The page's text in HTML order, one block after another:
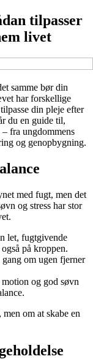
tilpasser
livet
samme bør din
har forskellige
din pleje efter
du en guide til,
fra ungdommens
og genopbygning.
med fugt, men det
og stress har stor
let, fugtgivende
på kroppen.
om ugen fjerner
og god søvn
om at skabe en